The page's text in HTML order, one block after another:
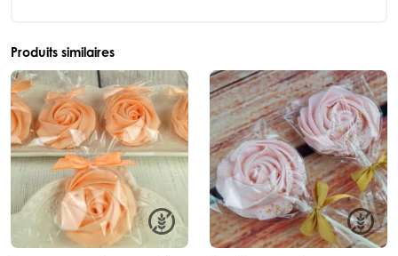
Produits similaires